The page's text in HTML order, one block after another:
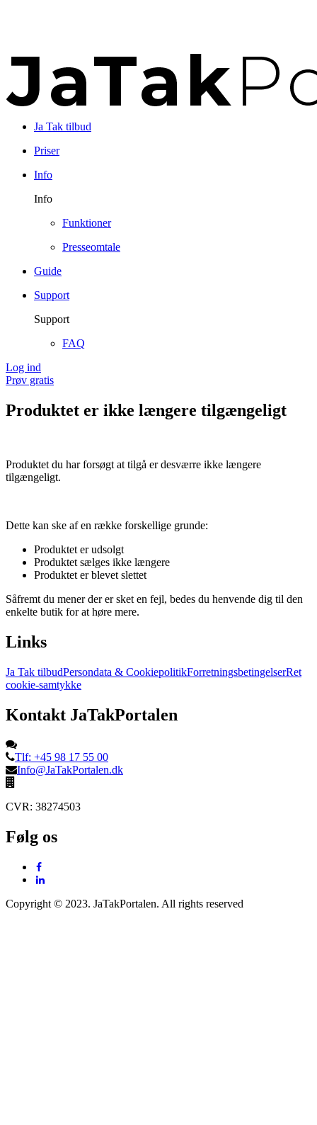
Ja Tak tilbud
Priser
Info
Info
Funktioner
Presseomtale
Guide
Support
Support
FAQ
Log ind
Prøv gratis
Produktet er ikke længere tilgængeligt
Produktet du har forsøgt at tilgå er desværre ikke længere
tilgængeligt.
Dette kan ske af en række forskellige grunde:
Produktet er udsolgt
Produktet sælges ikke længere
Produktet er blevet slettet
Såfremt du mener der er sket en fejl, bedes du henvende dig til den
enkelte butik for at høre mere.
Links
Ja Tak tilbudPersondata & CookiepolitikForretningsbetingelserRet
cookie-samtykke
Kontakt JaTakPortalen
Tlf: +45 98 17 55 00
Info@JaTakPortalen.dk
CVR: 38274503
Følg os
Copyright © 2023. JaTakPortalen. All rights reserved